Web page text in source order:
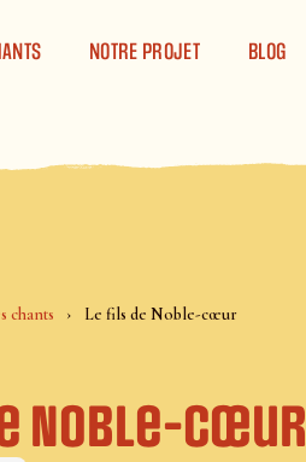
NOTRE PROJET BLOG
chants Le fils de Noble-cœur
Noble-cœur